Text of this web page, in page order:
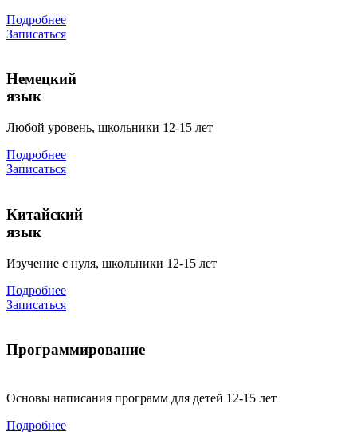
Подробнее
Записаться
Немецкий
язык
Любой уровень, школьники 12-15 лет
Подробнее
Записаться
Китайский
язык
Изучение с нуля, школьники 12-15 лет
Подробнее
Записаться
Программирование
Основы написания программ для детей 12-15 лет
Подробнее